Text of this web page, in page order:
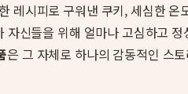
시피로 구워낸 쿠키, 세심한 온
신들을 위해 얼마나 고심하고
은 그 자체로 하나의 감동적인 스